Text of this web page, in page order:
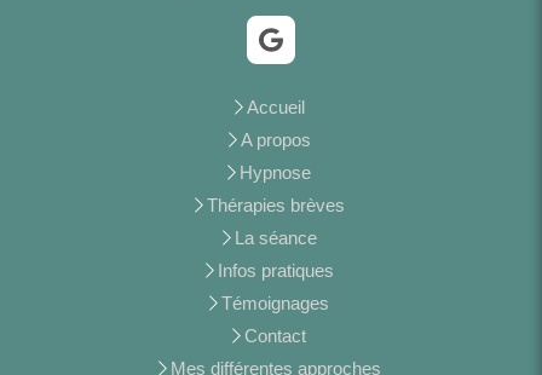
Accueil
A propos
Hypnose
Thérapies brèves
La séance
Infos pratiques
Témoignages
Contact
Mes différentes approches